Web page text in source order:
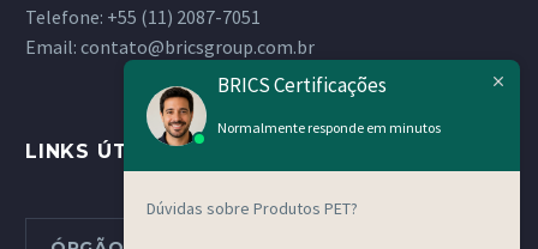
Telefone: +55 (11) 2087-7051
Email: contato@bricsgroup.com.br
LINKS ÚTEIS
BRICS Certificações
Normalmente responde em minutos
Dúvidas sobre Produtos PET?